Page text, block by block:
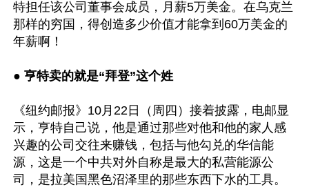
特担任该公司董事会成员，月薪5万美金。在乌克兰
那样的穷国，得创造多少价值才能拿到60万美金的
年薪啊！
● 亨特卖的就是“拜登”这个姓
《纽约邮报》10月22日（周四）接着披露，电邮显
示，亨特自己说，他是通过那些对他和他的家人感
兴趣的公司交往来赚钱，包括与他勾兑的华信能
源，这是一个中共对外自称是最大的私营能源公
司，是拉美国黑色沼泽里的那些东西下水的工具。